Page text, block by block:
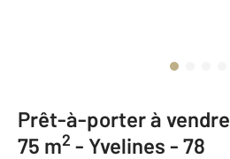
Prêt-à-porter à vendre
75 m2 - Yvelines - 78